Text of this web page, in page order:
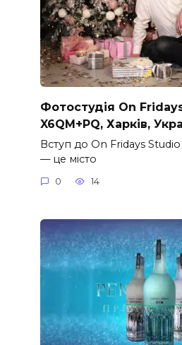
Фотостудія On
X6QM+PQ, Харків,
Вступ до On Fridays Studio
— це місто
0 14